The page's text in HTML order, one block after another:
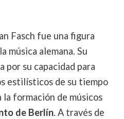
Fasch fue una figura
música alemana. Su
por su capacidad para
estilísticos de su tiempo
formación de músicos
de Berlín. A través de